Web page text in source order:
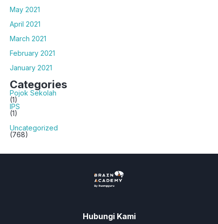
May 2021
April 2021
March 2021
February 2021
January 2021
Categories
Pojok Sekolah
(1)
IPS
(1)
Uncategorized
(768)
Hubungi Kami